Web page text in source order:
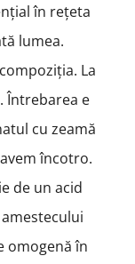
în rețeta
lumea.
La
Întrebarea e
cu zeamă
încotro.
de un acid
omogenă în